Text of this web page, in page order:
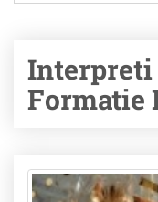
Formatie